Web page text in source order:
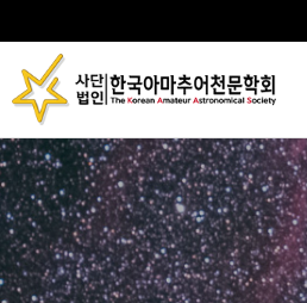
하위분류 하위분류